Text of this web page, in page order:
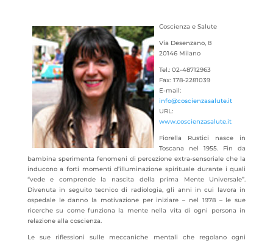
Coscienza e Salute
Via Desenzano, 8
20146 Milano
Tel.: 02-48712963
Fax: 178-2281039
E-mail:
info@coscienzasalute.it
URL:
www.coscienzasalute.it
Fiorella Rustici nasce in
Toscana nel 1955. Fin da
bambina sperimenta fenomeni di percezione extra-sensoriale che la
inducono a forti momenti d’illuminazione spirituale durante i quali
“vede e comprende la nascita della prima Mente Universale”.
Divenuta in seguito tecnico di radiologia, gli anni in cui lavora in
ospedale le danno la motivazione per iniziare – nel 1978 – le sue
ricerche su come funziona la mente nella vita di ogni persona in
relazione alla coscienza.
Le sue riflessioni sulle meccaniche mentali che regolano ogni